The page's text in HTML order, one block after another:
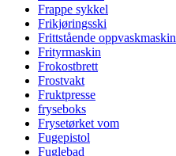
Frappe sykkel
Frikjøringsski
Frittstående oppvaskmaskin
Frityrmaskin
Frokostbrett
Frostvakt
Fruktpresse
fryseboks
Frysetørket vom
Fugepistol
Fuglebad